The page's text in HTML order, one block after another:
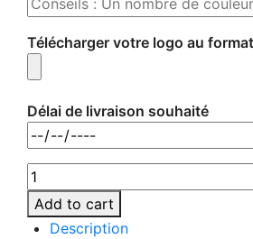
Télécharger votre logo au
Délai de livraison souhaité
MO8735-
05
quantity
Add to cart
Description